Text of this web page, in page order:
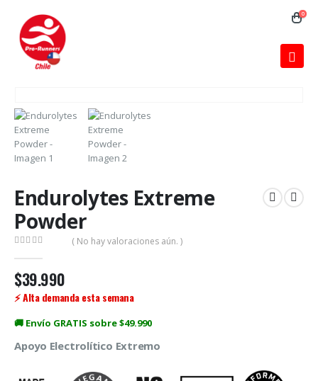
0
Endurolytes Extreme
Powder
( No hay valoraciones aún. )
$39.990
🚚 Envío GRATIS sobre $49.990
Apoyo Electrolítico Extremo